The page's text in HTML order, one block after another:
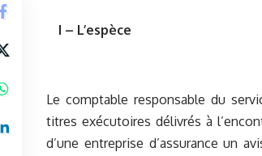
I – L’espèce
Le comptable responsable du
titres exécutoires délivrés à
d’une entreprise d’assurance un